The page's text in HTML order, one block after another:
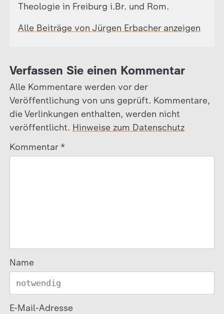
Theologie in Freiburg i.Br. und Rom.
Alle Beiträge von Jürgen Erbacher anzeigen
Verfassen Sie einen Kommentar
Alle Kommentare werden vor der
Veröffentlichung von uns geprüft. Kommentare,
die Verlinkungen enthalten, werden nicht
veröffentlicht. Hinweise zum Datenschutz
Kommentar *
Name
E-Mail-Adresse